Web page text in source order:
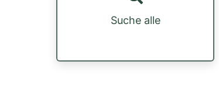
Suche alle